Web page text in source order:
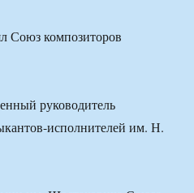
Союз композиторов
руководитель
исполнителей им. Н.